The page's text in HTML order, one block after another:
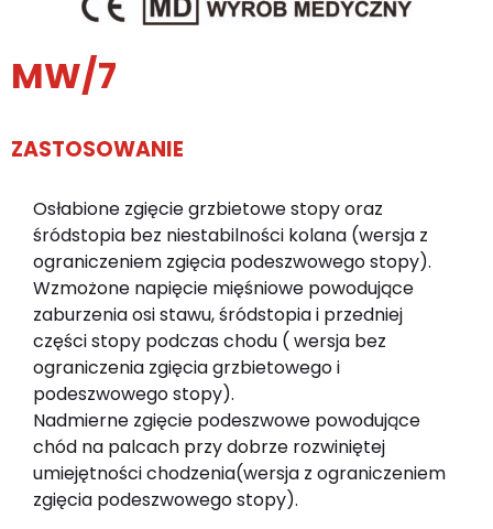
MW/7
ZASTOSOWANIE
Osłabione zgięcie grzbietowe stopy oraz
śródstopia bez niestabilności kolana (wersja z
ograniczeniem zgięcia podeszwowego stopy).
Wzmożone napięcie mięśniowe powodujące
zaburzenia osi stawu, śródstopia i przedniej
części stopy podczas chodu ( wersja bez
ograniczenia zgięcia grzbietowego i
podeszwowego stopy).
Nadmierne zgięcie podeszwowe powodujące
chód na palcach przy dobrze rozwiniętej
umiejętności chodzenia(wersja z ograniczeniem
zgięcia podeszwowego stopy).